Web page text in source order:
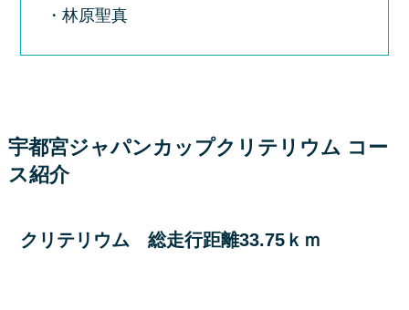
・林原聖真
宇都宮ジャパンカップクリテリウム コー
ス紹介
クリテリウム 総走行距離33.75ｋｍ